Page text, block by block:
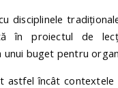
disciplinele
în proiectul de
unui buget pentru
astfel încât